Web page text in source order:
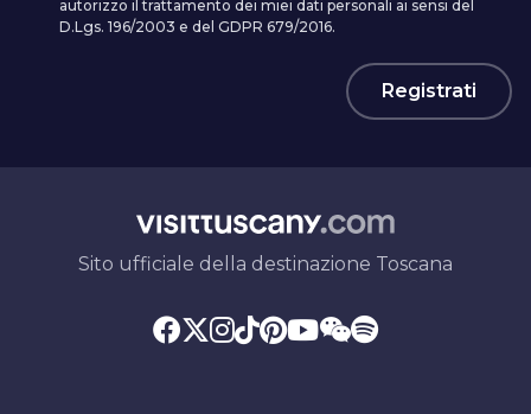
autorizzo il trattamento dei miei dati personali ai sensi del
D.Lgs. 196/2003 e del GDPR 679/2016.
Registrati
Sito ufficiale della destinazione Toscana